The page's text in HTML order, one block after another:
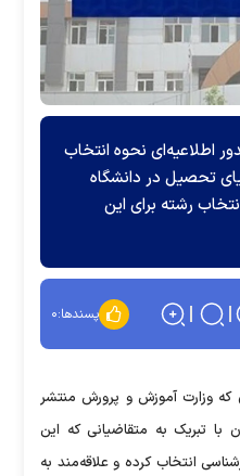
اطلاعیه‌ای نحوه انتخاب
تحصیل در دانشگاه
رشته برای این
پسندها:۰
که وزارت آموزش و پرورش منتشر
با تبریک به متقاضیانی که این
انتخاب کرده و علاقه‌مند به